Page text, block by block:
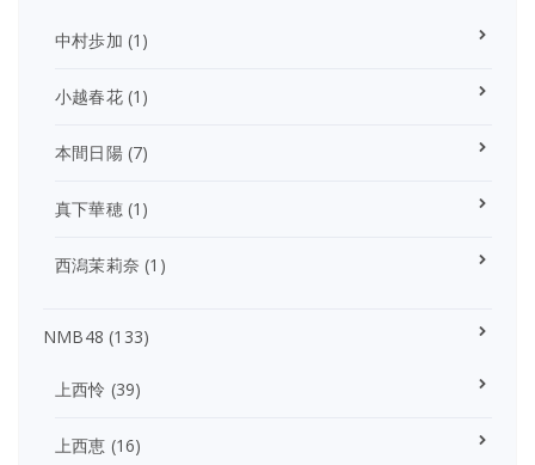
中村歩加 (1)
小越春花(1)
本間日陽(7)
真下華穂(1)
西潟茉莉奈 (1)
NMB48 (133)
上西怜 (39)
上西恵 (16)